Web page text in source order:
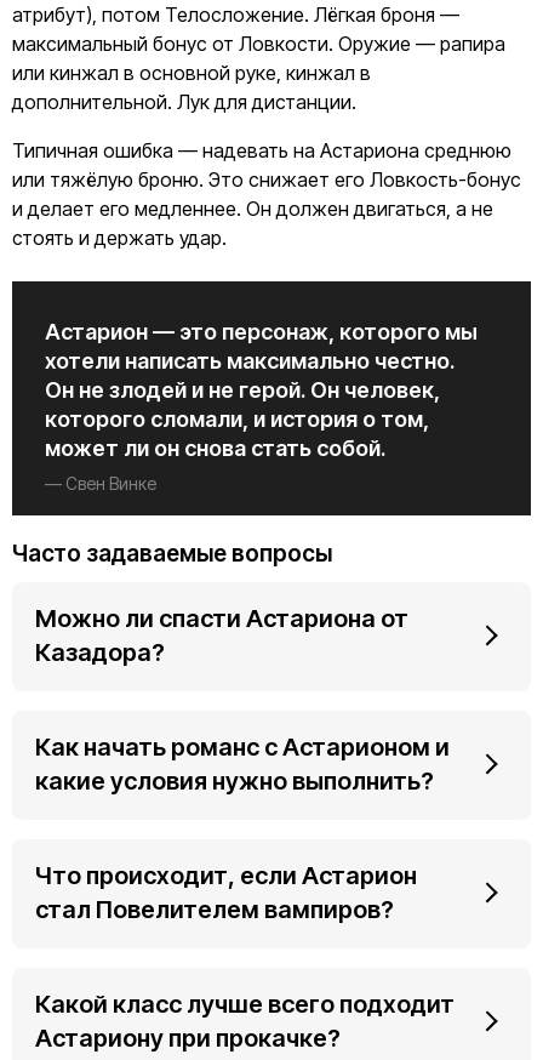
атрибут), потом Телосложение. Лёгкая броня —
максимальный бонус от Ловкости. Оружие — рапира
или кинжал в основной руке, кинжал в
дополнительной. Лук для дистанции.
Типичная ошибка — надевать на Астариона среднюю
или тяжёлую броню. Это снижает его Ловкость-бонус
и делает его медленнее. Он должен двигаться, а не
стоять и держать удар.
Астарион — это персонаж, которого мы
хотели написать максимально честно.
Он не злодей и не герой. Он человек,
которого сломали, и история о том,
может ли он снова стать собой.
— Свен Винке
Часто задаваемые вопросы
Можно ли спасти Астариона от
Казадора?
Как начать романс с Астарионом и
какие условия нужно выполнить?
Что происходит, если Астарион
стал Повелителем вампиров?
Какой класс лучше всего подходит
Астариону при прокачке?